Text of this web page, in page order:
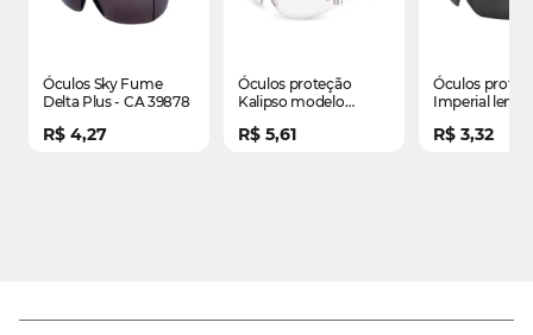
Óculos Sky Fume
Delta Plus - CA 39878
R$ 4,27
Óculos proteção
Kalipso modelo
- CA 11268
R$ 5,61
Óculos
Imperial lente
R$ 3,32